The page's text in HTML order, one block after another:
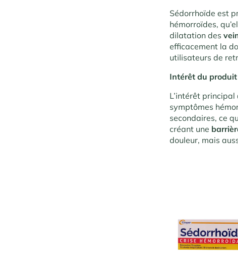
Sédorrhoïde est
hémorroïdes,
dilatation des
efficacement la
utilisateurs de
Intérêt du produit
L’intérêt
symptômes
secondaires, ce
créant une
douleur, mais